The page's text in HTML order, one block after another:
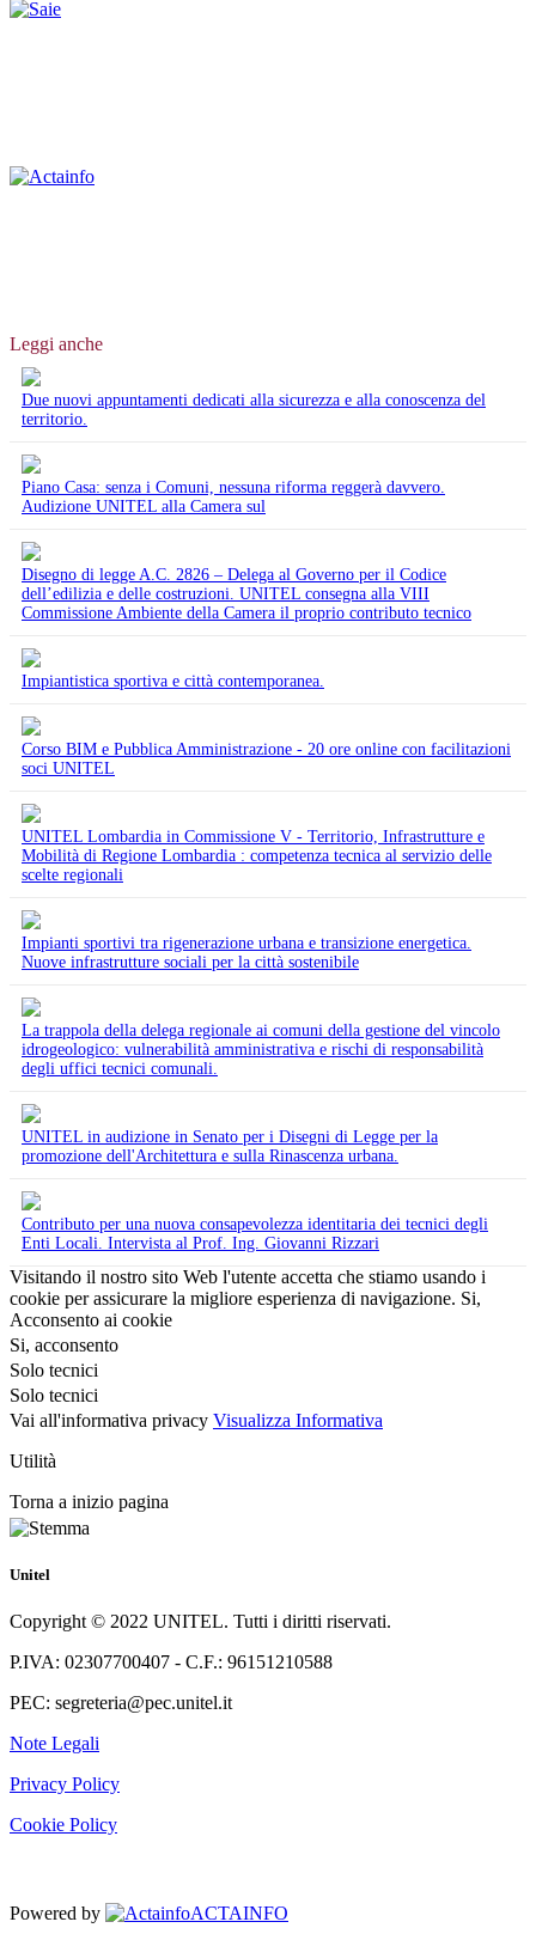
Leggi anche
Due nuovi appuntamenti dedicati alla sicurezza e alla conoscenza del
territorio.
Piano Casa: senza i Comuni, nessuna riforma reggerà davvero.
Audizione UNITEL alla Camera sul
Disegno di legge A.C. 2826 – Delega al Governo per il Codice
dell’edilizia e delle costruzioni. UNITEL consegna alla VIII
Commissione Ambiente della Camera il proprio contributo tecnico
Impiantistica sportiva e città contemporanea.
Corso BIM e Pubblica Amministrazione - 20 ore online con facilitazioni
soci UNITEL
UNITEL Lombardia in Commissione V - Territorio, Infrastrutture e
Mobilità di Regione Lombardia : competenza tecnica al servizio delle
scelte regionali
Impianti sportivi tra rigenerazione urbana e transizione energetica.
Nuove infrastrutture sociali per la città sostenibile
La trappola della delega regionale ai comuni della gestione del vincolo
idrogeologico: vulnerabilità amministrativa e rischi di responsabilità
degli uffici tecnici comunali.
UNITEL in audizione in Senato per i Disegni di Legge per la
promozione dell'Architettura e sulla Rinascenza urbana.
Contributo per una nuova consapevolezza identitaria dei tecnici degli
Enti Locali. Intervista al Prof. Ing. Giovanni Rizzari
Visitando il nostro sito Web l'utente accetta che stiamo usando i
cookie per assicurare la migliore esperienza di navigazione. Si,
Acconsento ai cookie
Si, acconsento
Solo tecnici
Solo tecnici
Vai all'informativa privacy Visualizza Informativa
Utilità
Torna a inizio pagina
Unitel
Copyright © 2022 UNITEL. Tutti i diritti riservati.
P.IVA: 02307700407 - C.F.: 96151210588
PEC: segreteria@pec.unitel.it
Note Legali
Privacy Policy
Cookie Policy
Powered by ACTAINFO